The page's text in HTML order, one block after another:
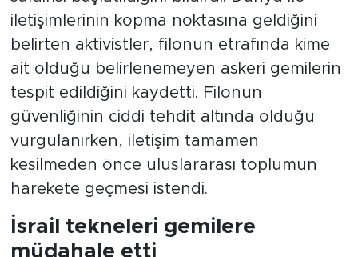
iletişimlerinin kopma noktasına geldiğini
belirten aktivistler, filonun etrafında kime
ait olduğu belirlenemeyen askeri gemilerin
tespit edildiğini kaydetti. Filonun
güvenliğinin ciddi tehdit altında olduğu
vurgulanırken, iletişim tamamen
kesilmeden önce uluslararası toplumun
harekete geçmesi istendi.
İsrail tekneleri gemilere
müdahale etti